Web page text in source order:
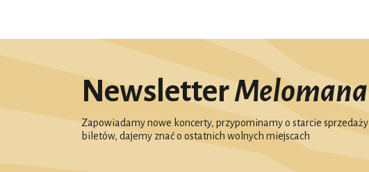
NewsletterMelomana
Zapowiadamy nowe koncerty, przypominamy o starcie sprzedaży
biletów, dajemy znać o ostatnich wolnych miejscach